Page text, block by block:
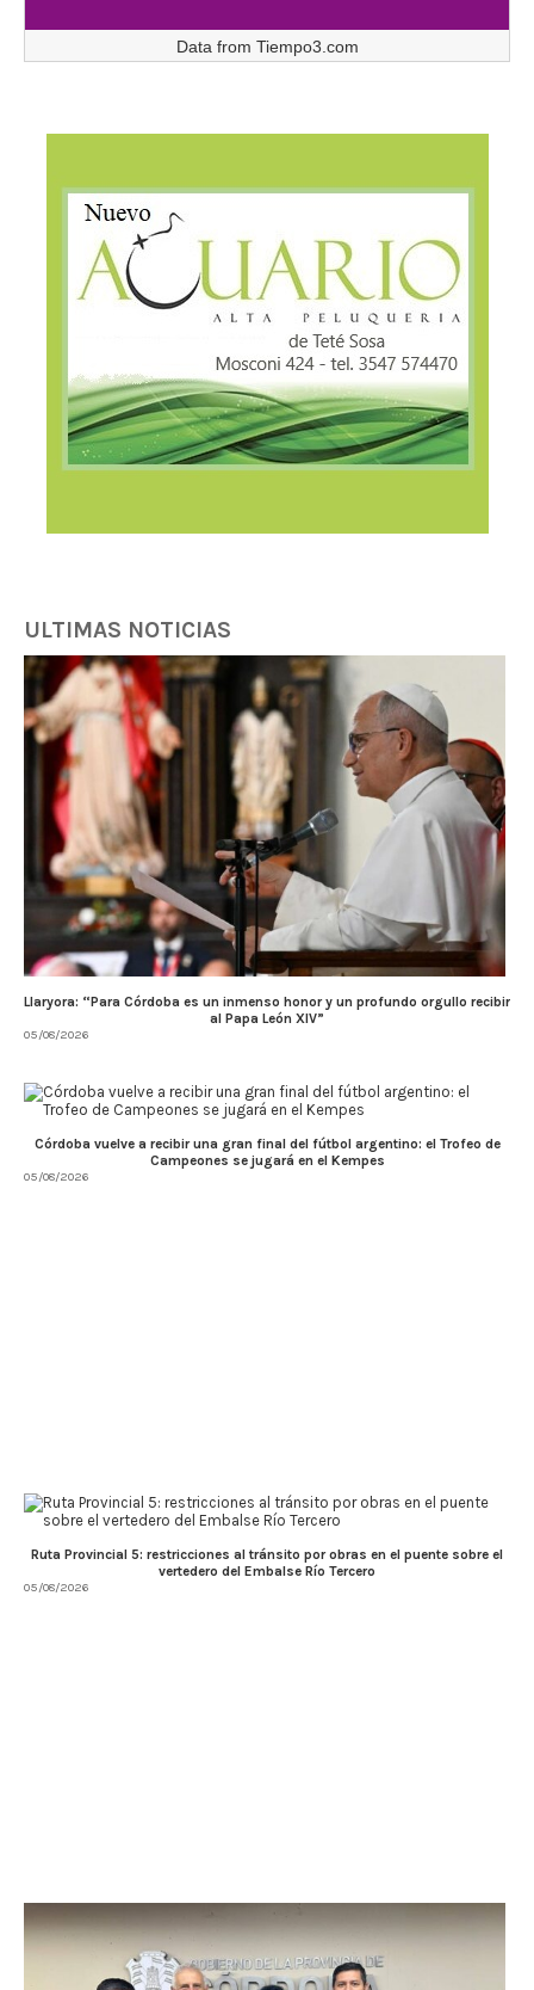
Data from Tiempo3.com
ULTIMAS NOTICIAS
Llaryora: “Para Córdoba es un inmenso honor y un profundo orgullo recibir
al Papa León XIV”
05/08/2026
Córdoba vuelve a recibir una gran final del fútbol argentino: el Trofeo de
Campeones se jugará en el Kempes
05/08/2026
Ruta Provincial 5: restricciones al tránsito por obras en el puente sobre el
vertedero del Embalse Río Tercero
05/08/2026